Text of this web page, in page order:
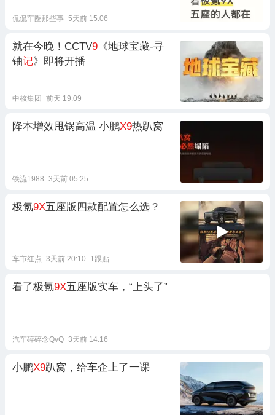
侃侃车圈那些事 5天前 15:06
就在今晚！CCTV9 《地球宝藏-寻
铀记》即将开播
中核集团 前天 19:09
降本增效甩锅高温 小鹏X9热趴窝
铁流1988 3天前 05:25
极氪9X五座版四款配置怎么选？
车市红点 3天前 20:10 1跟贴
看了极氪9X五座版实车，“上头了”
汽车碎碎念QvQ 3天前 14:16
小鹏X9趴窝，给车企上了一课